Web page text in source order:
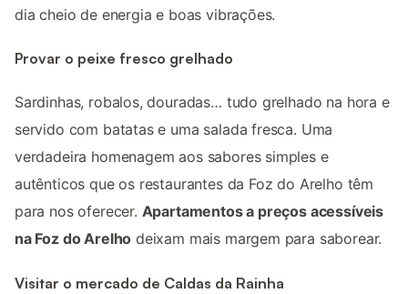
dia cheio de energia e boas vibrações.
Provar o peixe fresco grelhado
Sardinhas, robalos, douradas… tudo grelhado na hora e
servido com batatas e uma salada fresca. Uma
verdadeira homenagem aos sabores simples e
autênticos que os restaurantes da Foz do Arelho têm
para nos oferecer. Apartamentos a preços acessíveis
na Foz do Arelho deixam mais margem para saborear.
Visitar o mercado de Caldas da Rainha